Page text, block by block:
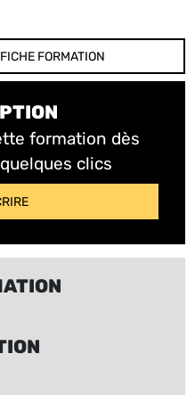
FORMATION
formation dès
clics